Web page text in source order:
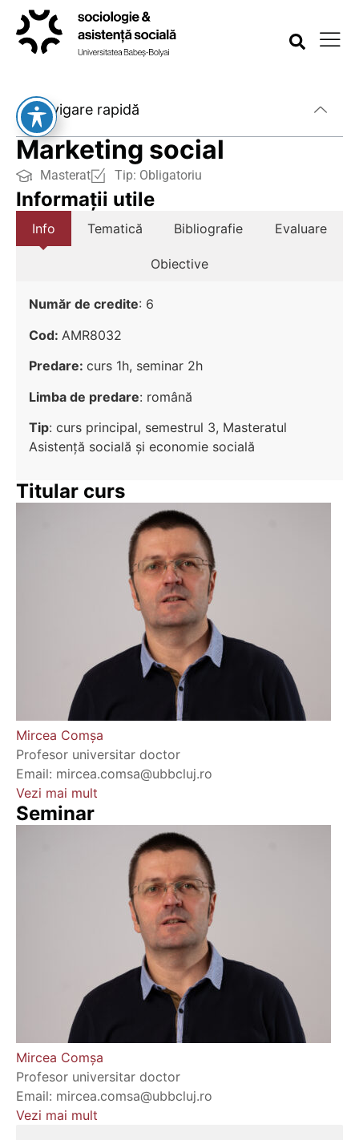
Marketing social
Masterat Tip: Obligatoriu
Informații utile
Info Tematică Bibliografie Evaluare
Obiective
Număr de credite: 6
Cod: AMR8032
Predare: curs 1h, seminar 2h
Limba de predare: română
Tip: curs principal, semestrul 3, Masteratul
Asistenţă socială şi economie socială
Titular curs
Mircea Comşa
Profesor universitar doctor
Email: mircea.comsa@ubbcluj.ro
Vezi mai mult
Seminar
Mircea Comşa
Profesor universitar doctor
Email: mircea.comsa@ubbcluj.ro
Vezi mai mult
Navigare rapidă